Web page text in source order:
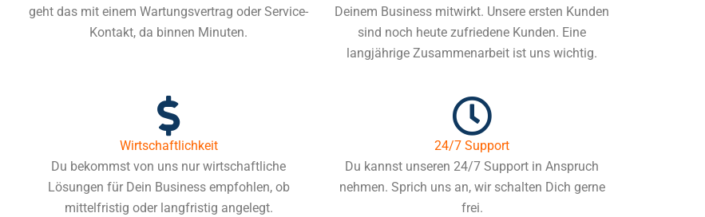
geht das mit einem Wartungsvertrag oder Service-
Kontakt, da binnen Minuten.
Deinem Business mitwirkt. Unsere ersten Kunden
sind noch heute zufriedene Kunden. Eine
langjährige Zusammenarbeit ist uns wichtig.
Wirtschaftlichkeit
Du bekommst von uns nur wirtschaftliche
Lösungen für Dein Business empfohlen, ob
mittelfristig oder langfristig angelegt.
24/7 Support
Du kannst unseren 24/7 Support in Anspruch
nehmen. Sprich uns an, wir schalten Dich gerne
frei.